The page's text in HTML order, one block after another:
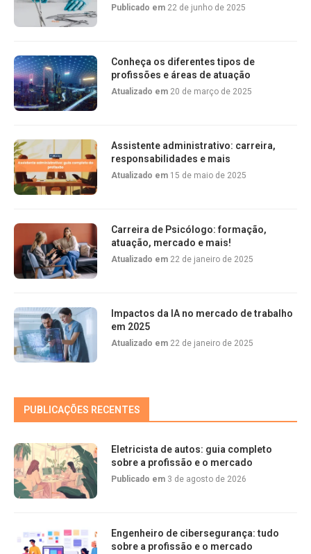
Publicado em 22 de junho de 2025
Conheça os diferentes tipos de
profissões e áreas de atuação
Atualizado em 20 de março de 2025
Assistente administrativo: carreira,
responsabilidades e mais
Atualizado em 15 de maio de 2025
Carreira de Psicólogo: formação,
atuação, mercado e mais!
Atualizado em 22 de janeiro de 2025
Impactos da IA no mercado de trabalho
em 2025
Atualizado em 22 de janeiro de 2025
PUBLICAÇÕES RECENTES
Eletricista de autos: guia completo
sobre a profissão e o mercado
Publicado em 3 de agosto de 2026
Engenheiro de cibersegurança: tudo
sobre a profissão e o mercado